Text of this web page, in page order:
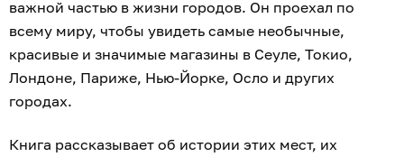
важной частью в жизни городов. Он проехал по
всему миру, чтобы увидеть самые необычные,
красивые и значимые магазины в Сеуле, Токио,
Лондоне, Париже, Нью-Йорке, Осло и других
городах.
Книга рассказывает об истории этих мест, их